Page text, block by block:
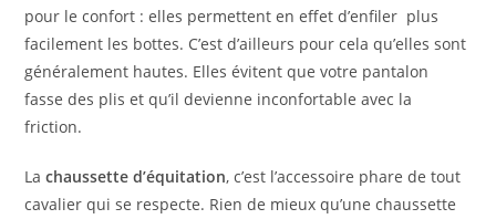
pour le confort : elles permettent en effet d’enfiler plus
facilement les bottes. C’est d’ailleurs pour cela qu’elles sont
généralement hautes. Elles évitent que votre pantalon
fasse des plis et qu’il devienne inconfortable avec la
friction.
Lachaussette d’équitation, c’est l’accessoire phare de tout
cavalier qui se respecte. Rien de mieux qu’une chaussette